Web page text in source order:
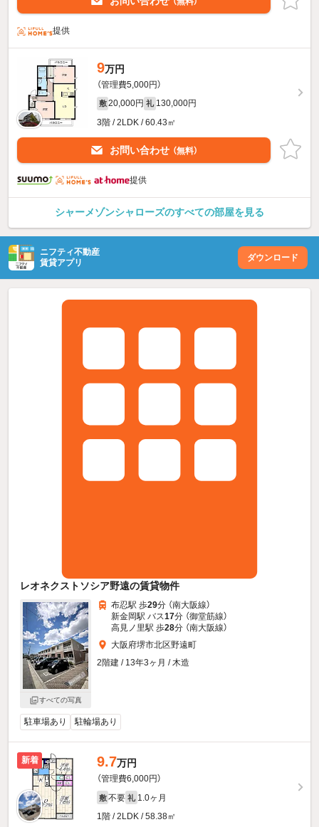
提供
9万円
（管理費5,000円）
敷 20,000円 礼 130,000円
3階 / 2LDK / 60.43㎡
お問い合わせ （無料）
提供
シャーメゾンシャローズのすべての部屋を見る
ニフティ不動産
賃貸アプリ
ダウンロード
レオネクストソシア野遠の賃貸物件
すべての写真
布忍駅 歩29分 （南大阪線）
新金岡駅 バス17分 （御堂筋線）
高見ノ里駅 歩28分 （南大阪線）
大阪府堺市北区野遠町
2階建 / 13年3ヶ月 / 木造
駐車場あり 駐輪場あり
新着 9.7万円
（管理費6,000円）
敷 不要 礼 1.0ヶ月
1階 / 2LDK / 58.38㎡